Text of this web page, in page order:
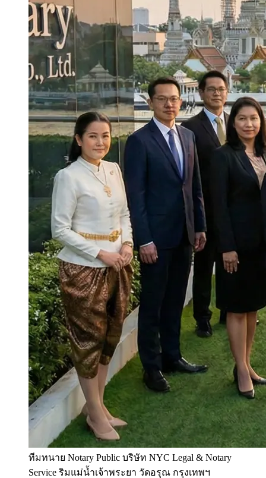
ทีมทนาย Notary Public บริษัท NYC Legal & Notary
Service ริมแม่น้ำเจ้าพระยา วัดอรุณ กรุงเทพฯ